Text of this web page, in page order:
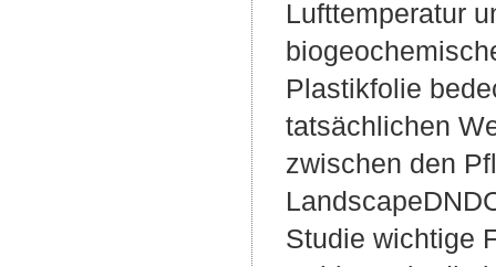
Lufttemperatur
Plastikfolie
tatsächlichen
zwischen den
Studie wichtige